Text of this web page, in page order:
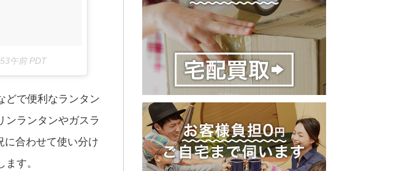
午前 PDT
どで便利なランタン
ンランタンやガスラ
に合わせて使い分け
す。